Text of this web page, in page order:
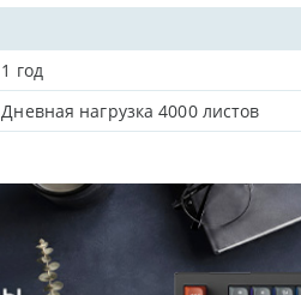
1 год
Дневная нагрузка 4000 листов